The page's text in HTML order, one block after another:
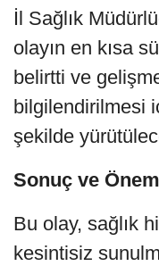
İl Sağlık
olayın en kısa
belirtti ve
bilgilendirilmesi
şekilde
Sonuç ve
Bu olay, sağlık
kesintisiz